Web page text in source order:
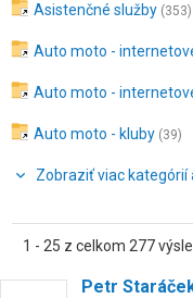
Asistenčné služby (353)
Auto moto -
Auto moto -
Auto moto - kluby (39)
Zobraziť viac kategórií
1 - 25 z celkom 277
Petr